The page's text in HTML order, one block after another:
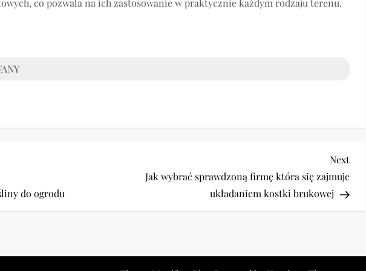
co pozwala na ich zastosowanie w praktycznie każdym rodzaju terenu.
do ogrodu
Next
Jak wybrać sprawdzoną firmę która się zajmuje
układaniem kostki brukowej